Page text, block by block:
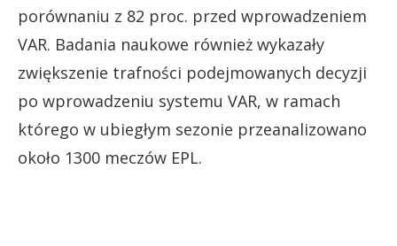
porównaniu z 82 proc. przed wprowadzeniem
VAR. Badania naukowe również wykazały
zwiększenie trafności podejmowanych decyzji
po wprowadzeniu systemu VAR, w ramach
którego w ubiegłym sezonie przeanalizowano
około 1300 meczów EPL.